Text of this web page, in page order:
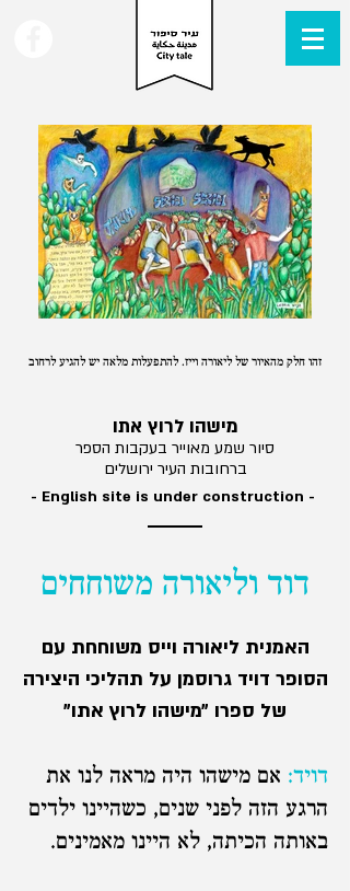
זהו חלק מהאיור של ליאורה וייז. להתפעלות מלאה יש להגיע לרחוב
מישהו לרוץ אתו
סיור שמע מאוייר בעקבות הספר
ברחובות העיר ירושלים
- English site is under construction -
דוד וליאורה משוחחים
האמנית ליאורה וייס משוחחת עם
הסופר דויד גרוסמן על תהליכי היצירה
של ספרו ״מישהו לרוץ אתו״
דויד: אם מישהו היה מראה לנו את
הרגע הזה לפני שנים, כשהיינו ילדים
באותה הכיתה, לא היינו מאמינים.